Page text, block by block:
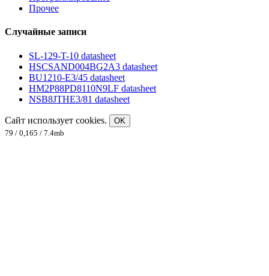
Прочее
Случайные записи
SL-129-T-10 datasheet
HSCSAND004BG2A3 datasheet
BU1210-E3/45 datasheet
HM2P88PD8110N9LF datasheet
NSB8JTHE3/81 datasheet
Сайт использует cookies.
OK
79 / 0,165 / 7.4mb